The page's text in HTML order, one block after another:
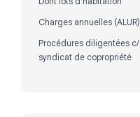
Charges annuelles (ALUR)
Procédures diligentées c/
syndicat de copropriété